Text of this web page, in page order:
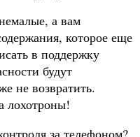
а вам
которое еще
в поддержку
будут
не возвратить.
лохотроны!
за телефоном?